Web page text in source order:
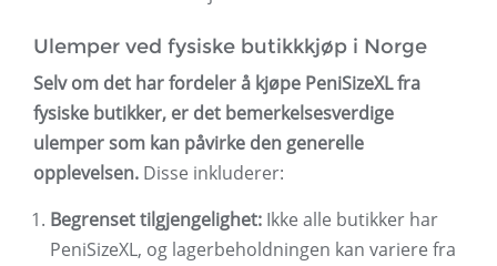
Ulemper ved fysiske butikkkjøp i Norge
Selv om det har fordeler å kjøpe PeniSizeXL fra
fysiske butikker, er det bemerkelsesverdige
ulemper som kan påvirke den generelle
opplevelsen. Disse inkluderer:
Begrenset tilgjengelighet: Ikke alle butikker har
PeniSizeXL, og lagerbeholdningen kan variere fra